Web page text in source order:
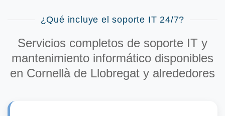
¿Qué incluye el soporte IT 24/7?
Servicios completos de soporte IT y
mantenimiento informático disponibles
en Cornellà de Llobregat y alrededores